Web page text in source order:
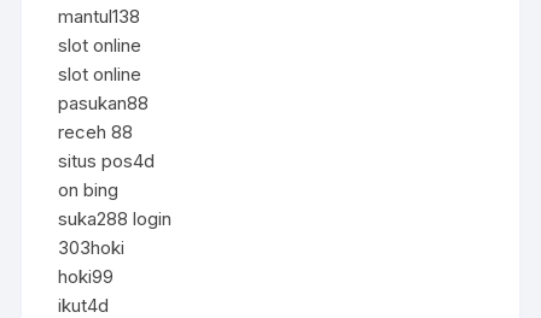
mantul138
slot online
slot online
pasukan88
receh 88
situs pos4d
on bing
suka288 login
303hoki
hoki99
ikut4d